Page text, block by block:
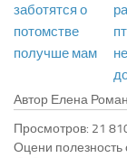
заботятся о
потомстве
получше мам
Автор Елена
Просмотров: 21
Оцени полезность